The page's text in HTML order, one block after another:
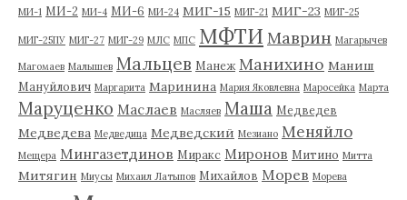
МИ-1 МИ-2 МИ-4 МИ-6 МИ-24 МИГ-15 МИГ-21 МИГ-23 МИГ-25
МИГ-25ПУ МИГ-27 МИГ-29 МЛС МПС МФТИ Маврин Магарычев
Магомаев Малышев Мальцев Манеж Манихино Маниш
Мануйлович Маргарита Маринина Мария Яковлевна Маросейка Марта
Маруценко Маслаев Масляев Маша Медведев
Медведева Медведица Медведский Мезиано Меняйло
Мещера Мингазетдинов Миракс Миронов Митино Митта
Митягин Миусы Михаил Латыпов Михайлов Морев Морева